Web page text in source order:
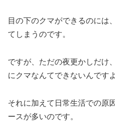
目の下のクマができるのには
てしまうのです。
ですが、ただの夜更かしだけ
にクマなんてできないんですよ
それに加えて日常生活での原
ースが多いのです。